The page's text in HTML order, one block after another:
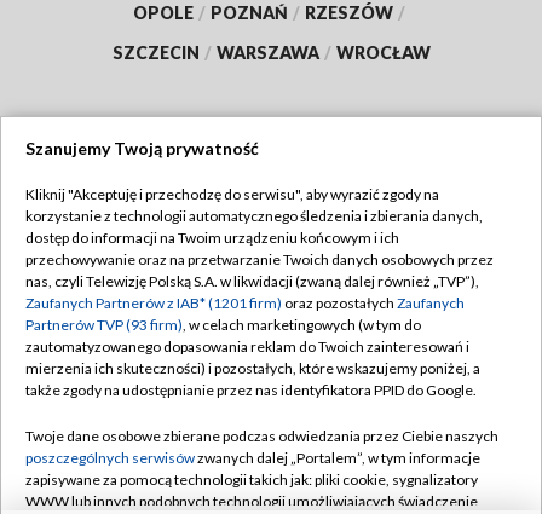
OPOLE / POZNAŃ / RZESZÓW /
SZCZECIN / WARSZAWA / WROCŁAW
TVP
Abonament TVP
Emisja w TVP
Centrum informacji TVP
Naziemna Telewizja Cyfrowa
Rada Programowa
System NOS
Regulamin TVP
Polityka prywatności
Moje zgody
Pomoc
Kontakt
Szanujemy Twoją prywatność
Kliknij "Akceptuję i przechodzę do serwisu", aby wyrazić zgody na
korzystanie z technologii automatycznego śledzenia i zbierania danych,
dostęp do informacji na Twoim urządzeniu końcowym i ich
przechowywanie oraz na przetwarzanie Twoich danych osobowych przez
nas, czyli Telewizję Polską S.A. w likwidacji (zwaną dalej również „TVP”),
Zaufanych Partnerów z IAB* (1201 firm) oraz pozostałych Zaufanych
Partnerów TVP (93 firm), w celach marketingowych (w tym do
zautomatyzowanego dopasowania reklam do Twoich zainteresowań i
mierzenia ich skuteczności) i pozostałych, które wskazujemy poniżej, a
także zgody na udostępnianie przez nas identyfikatora PPID do Google.
Twoje dane osobowe zbierane podczas odwiedzania przez Ciebie naszych
poszczególnych serwisówzwanych dalej „Portalem”, w tym informacje
zapisywane za pomocą technologii takich jak: pliki cookie, sygnalizatory
WWW lub innych podobnych technologii umożliwiających świadczenie